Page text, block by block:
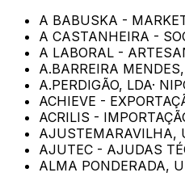
A BABUSKA -
A CASTANHEIRA -
A LABORAL -
A.BARREIRA
A.PERDIGÃO, LDA·
ACHIEVE -
ACRILIS -
AJUSTEMARAVILHA,
AJUTEC - AJUDAS
ALMA PONDERADA,